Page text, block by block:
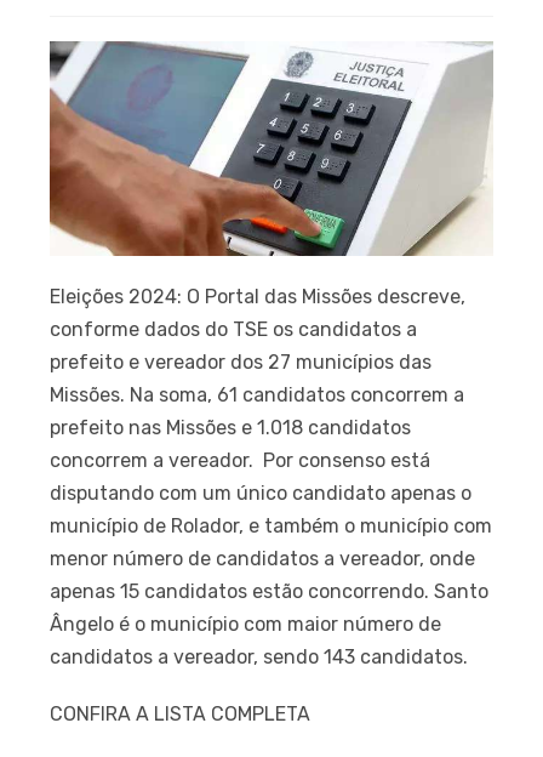
Eleições 2024: O Portal das Missões descreve,
conforme dados do TSE os candidatos a
prefeito e vereador dos 27 municípios das
Missões. Na soma, 61 candidatos concorrem a
prefeito nas Missões e 1.018 candidatos
concorrem a vereador. Por consenso está
disputando com um único candidato apenas o
município de Rolador, e também o município com
menor número de candidatos a vereador, onde
apenas 15 candidatos estão concorrendo. Santo
Ângelo é o município com maior número de
candidatos a vereador, sendo 143 candidatos.
CONFIRA A LISTA COMPLETA